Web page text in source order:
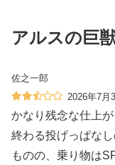
アルスの巨
佐之一郎
2026年7月
かなり残念な仕上
終わる投げっぱな
ものの、乗り物は